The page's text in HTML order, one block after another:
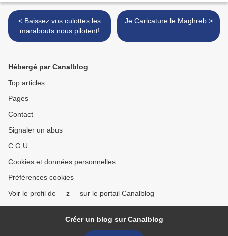
< Baissez vos culottes les
marabouts nous pilotent!
Je Caricature le Maghreb >
Hébergé par Canalblog
Top articles
Pages
Contact
Signaler un abus
C.G.U.
Cookies et données personnelles
Préférences cookies
Voir le profil de __z__ sur le portail Canalblog
Créer un blog sur Canalblog